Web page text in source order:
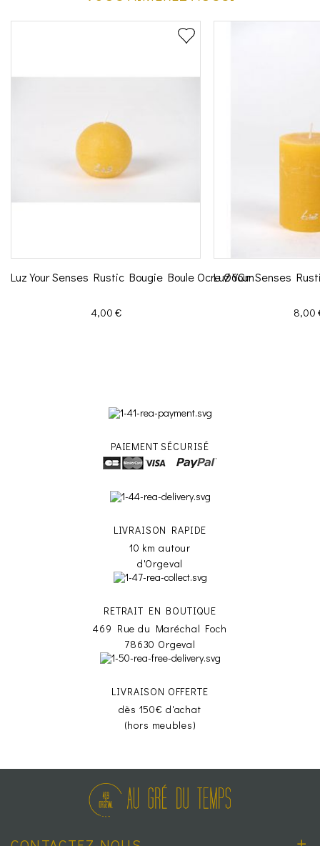
Luz Your Senses Rustic Bougie Boule Ocre Ø6Cm
Prix
4,00 €
Luz Your Senses
Prix
8,00
PAIEMENT SÉCURISÉ
LIVRAISON RAPIDE
10 km autour
d'Orgeval
RETRAIT EN BOUTIQUE
469 Rue du Maréchal Foch
78630 Orgeval
LIVRAISON OFFERTE
dès 150€ d'achat
(hors meubles)